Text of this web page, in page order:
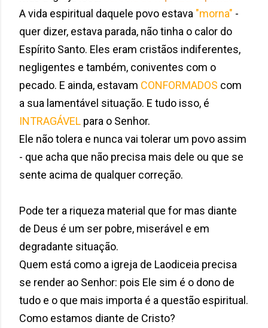
A vida espiritual daquele povo estava "morna" -
quer dizer, estava parada, não tinha o calor do
Espírito Santo. Eles eram cristãos indiferentes,
negligentes e também, coniventes com o
pecado. E ainda, estavam CONFORMADOS com
a sua lamentável situação. E tudo isso, é
INTRAGÁVEL para o Senhor.
Ele não tolera e nunca vai tolerar um povo assim
- que acha que não precisa mais dele ou que se
sente acima de qualquer correção.
Pode ter a riqueza material que for mas diante
de Deus é um ser pobre, miserável e em
degradante situação.
Quem está como a igreja de Laodiceia precisa
se render ao Senhor: pois Ele sim é o dono de
tudo e o que mais importa é a questão espiritual.
Como estamos diante de Cristo?